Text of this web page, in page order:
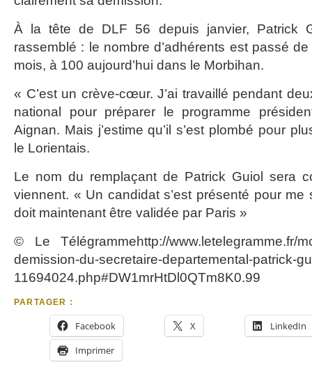
À la tête de DLF 56 depuis janvier, Patrick
rassemblé : le nombre d’adhérents est passé
mois, à 100 aujourd’hui dans le Morbihan.
« C’est un crève-cœur. J’ai travaillé pendant
national pour préparer le programme
Aignan. Mais j’estime qu’il s’est plombé pour
le Lorientais.
Le nom du remplaçant de Patrick Guiol sera
viennent. « Un candidat s’est présenté pour me
doit maintenant être validée par Paris »
© Le Télégrammehttp://www.letelegramme.fr/
demission-du-secretaire-departemental-patrick-
11694024.php#DW1mrHtDl0QTm8K0.99
PARTAGER :
Facebook X
LinkedIn
Imprimer